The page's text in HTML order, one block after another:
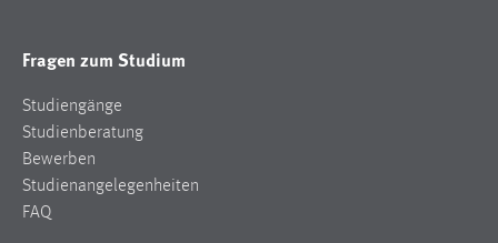
Fragen zum Studium
Studiengänge
Studienberatung
Bewerben
Studienangelegenheiten
FAQ